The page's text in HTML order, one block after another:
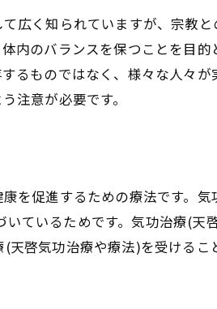
療法)選びの重要な基準
で心と体のバランスを整える
法)で心身の調和を実現
療法)で得る心身の調和
療法)が心身を整える力
療法)で心身の健康バランスを保
広く知られていますが、宗教
内のバランスを保つことを目
ものではなく、様々な人々が
注意が必要です。
を促進するための療法です。
ているためです。気功治療(天
啓気功治療や療法)を受ける